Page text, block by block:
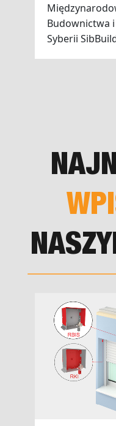
Budownictwa
Syberii